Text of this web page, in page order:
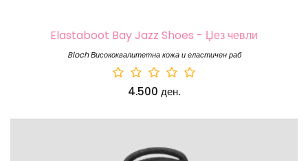
Elastaboot Bay Jazz Shoes - Џез чевли
Bloch Висококвалитетна кожа и еластичен раб
4.500 ден.